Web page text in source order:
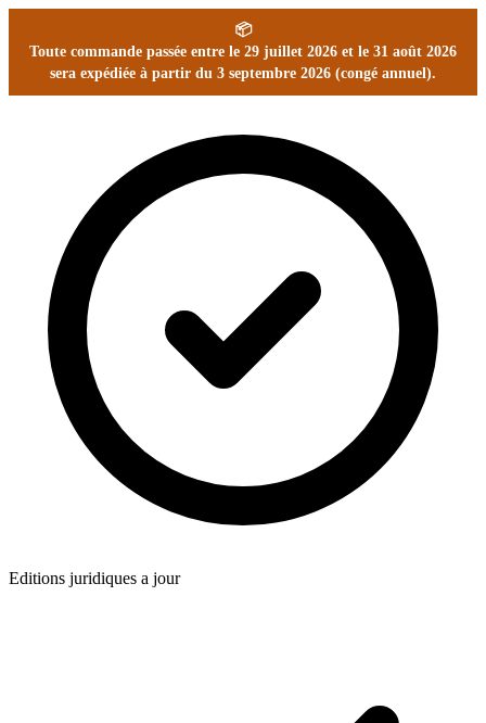
📦
Toute commande passée entre le 29 juillet 2026 et le 31 août 2026
sera expédiée à partir du 3 septembre 2026 (congé annuel).
Editions juridiques a jour